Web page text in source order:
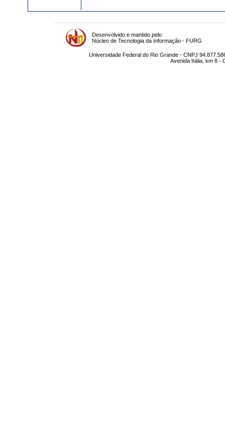
Desenvolvido e mantido pelo
Núcleo de Tecnologia da Informação - FURG
Universidade Federal do Rio Grande - CNPJ
Avenida Itália, km 8 -